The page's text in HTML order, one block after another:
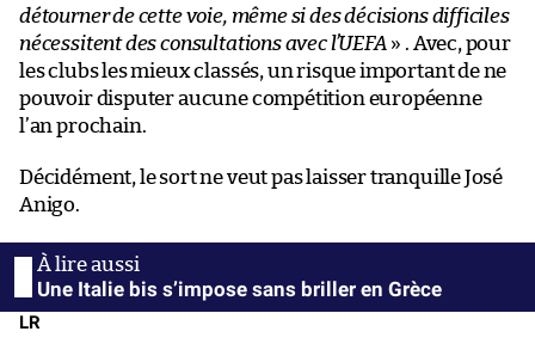
détourner de cette voie, même si des décisions difficiles
nécessitent des consultations avec l’UEFA » . Avec, pour
les clubs les mieux classés, un risque important de ne
pouvoir disputer aucune compétition européenne
l’an prochain.
Décidément, le sort ne veut pas laisser tranquille José
Anigo.
Une Italie bis s’impose sans briller en Grèce
LR